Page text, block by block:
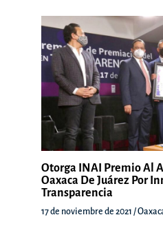
Otorga INAI Premio Al
Oaxaca De Juárez Por
Transparencia
17 de noviembre de 2021 /